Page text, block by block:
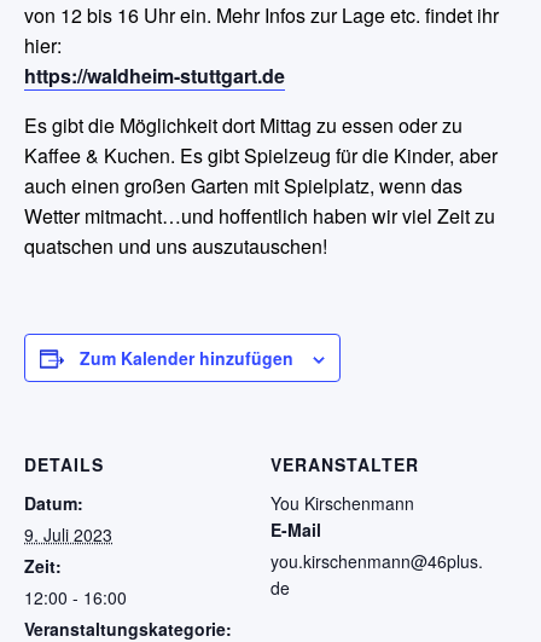
von 12 bis 16 Uhr ein. Mehr Infos zur Lage etc. findet ihr
hier:
https://waldheim-stuttgart.de
Es gibt die Möglichkeit dort Mittag zu essen oder zu
Kaffee & Kuchen. Es gibt Spielzeug für die Kinder, aber
auch einen großen Garten mit Spielplatz, wenn das
Wetter mitmacht…und hoffentlich haben wir viel Zeit zu
quatschen und uns auszutauschen!
Zum Kalender hinzufügen
DETAILS
Datum:
9. Juli 2023
Zeit:
12:00 - 16:00
Veranstaltungskategorie:
VERANSTALTER
You Kirschenmann
E-Mail
you.kirschenmann@46plus.
de